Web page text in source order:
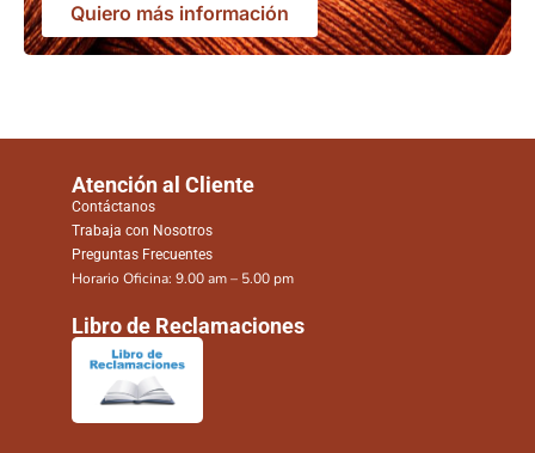
Quiero más información
Atención al Cliente
Contáctanos
Trabaja con Nosotros
Preguntas Frecuentes
Horario Oficina: 9.00 am – 5.00 pm
Libro de Reclamaciones